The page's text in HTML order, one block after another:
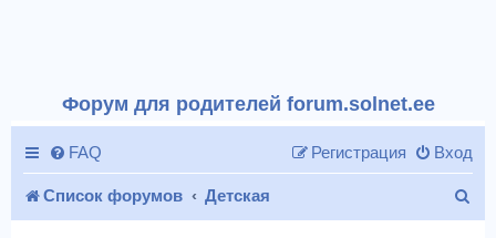
Форум для родителей forum.solnet.ee
FAQ Вход
Регистрация
Список форумов Детская